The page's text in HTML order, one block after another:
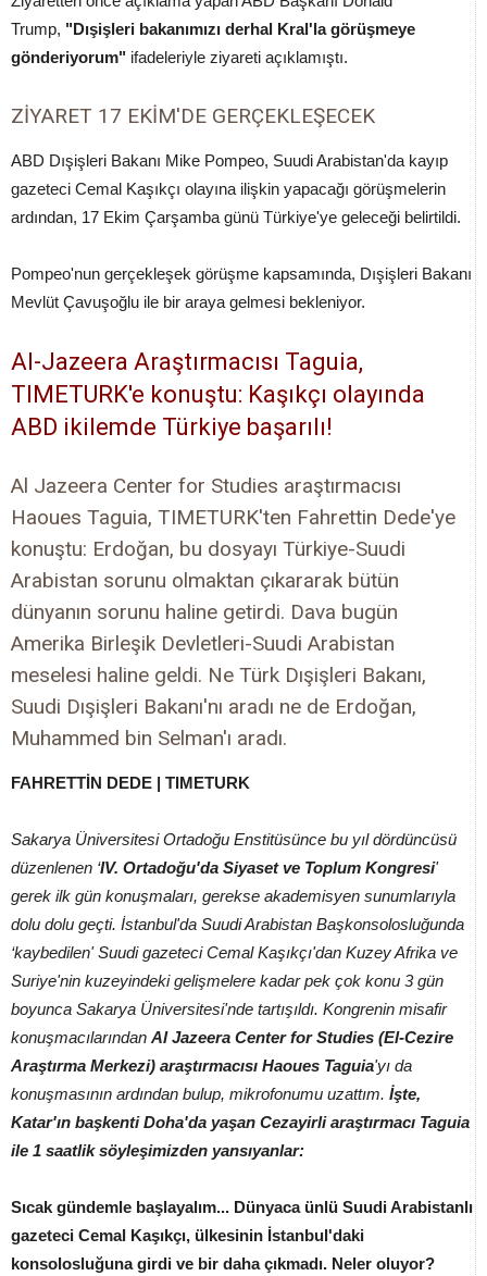
Trump, "Dışişleri bakanımızı derhal Kral'la görüşmeye
gönderiyorum" ifadeleriyle ziyareti açıklamıştı.
ZİYARET 17 EKİM'DE GERÇEKLEŞECEK
ABD Dışişleri Bakanı Mike Pompeo, Suudi Arabistan'da kayıp
gazeteci Cemal Kaşıkçı olayına ilişkin yapacağı görüşmelerin
ardından, 17 Ekim Çarşamba günü Türkiye'ye geleceği belirtildi.
Pompeo'nun gerçekleşek görüşme kapsamında, Dışişleri Bakanı
Mevlüt Çavuşoğlu ile bir araya gelmesi bekleniyor.
Al-Jazeera Araştırmacısı Taguia,
TIMETURK'e konuştu: Kaşıkçı olayında
ABD ikilemde Türkiye başarılı!
Al Jazeera Center for Studies araştırmacısı
Haoues Taguia, TIMETURK'ten Fahrettin Dede'ye
konuştu: Erdoğan, bu dosyayı Türkiye-Suudi
Arabistan sorunu olmaktan çıkararak bütün
dünyanın sorunu haline getirdi. Dava bugün
Amerika Birleşik Devletleri-Suudi Arabistan
meselesi haline geldi. Ne Türk Dışişleri Bakanı,
Suudi Dışişleri Bakanı'nı aradı ne de Erdoğan,
Muhammed bin Selman'ı aradı.
FAHRETTİN DEDE | TIMETURK
Sakarya Üniversitesi Ortadoğu Enstitüsünce bu yıl dördüncüsü
düzenlenen ‘IV. Ortadoğu'da Siyaset ve Toplum Kongresi'
gerek ilk gün konuşmaları, gerekse akademisyen sunumlarıyla
dolu dolu geçti. İstanbul'da Suudi Arabistan Başkonsolosluğunda
‘kaybedilen' Suudi gazeteci Cemal Kaşıkçı'dan Kuzey Afrika ve
Suriye'nin kuzeyindeki gelişmelere kadar pek çok konu 3 gün
boyunca Sakarya Üniversitesi'nde tartışıldı. Kongrenin misafir
konuşmacılarından Al Jazeera Center for Studies (El-Cezire
Araştırma Merkezi) araştırmacısı Haoues Taguia'yı da
konuşmasının ardından bulup, mikrofonumu uzattım. İşte,
Katar'ın başkenti Doha'da yaşan Cezayirli araştırmacı Taguia
ile 1 saatlik söyleşimizden yansıyanlar:
Sıcak gündemle başlayalım... Dünyaca ünlü Suudi Arabistanlı
gazeteci Cemal Kaşıkçı, ülkesinin İstanbul'daki
konsolosluğuna girdi ve bir daha çıkmadı. Neler oluyor?